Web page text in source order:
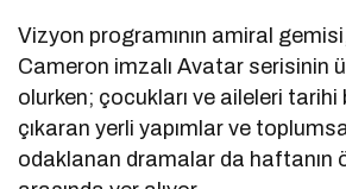
Vizyon programının amiral
Cameron imzalı Avatar serisinin
olurken; çocukları ve aileleri
çıkaran yerli yapımlar ve
odaklanan dramalar da haftanın